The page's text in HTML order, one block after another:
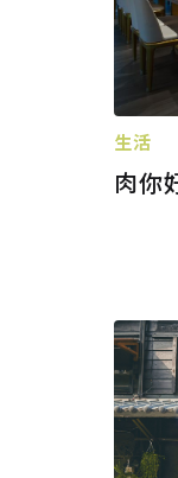
生活
肉你